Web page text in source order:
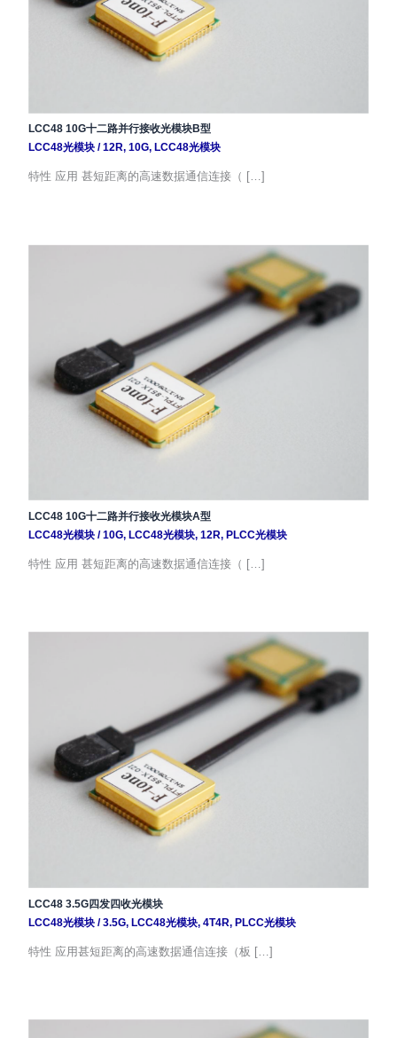
LCC48 10G十二路并行接收光模块B型
LCC48光模块/12R, 10G, LCC48光模块
特性 应用 甚短距离的高速数据通信连接（ […]
LCC48 10G十二路并行接收光模块A型
LCC48光模块/10G, LCC48光模块, 12R, PLCC光模块
特性 应用 甚短距离的高速数据通信连接（ […]
LCC48 3.5G四发四收光模块
LCC48光模块/3.5G, LCC48光模块, 4T4R, PLCC光模块
特性 应用甚短距离的高速数据通信连接（板 […]